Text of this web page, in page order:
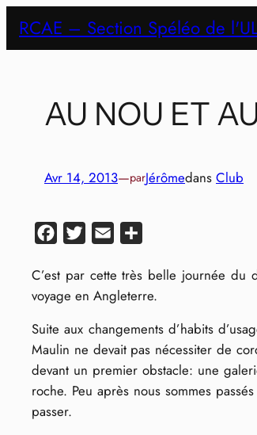
RCAE – Section Spéléo de
AU NOU ET
Avr 14, 2013—parJérômedans Club
Facebook
Twitter Email
C’est par cette très belle journée du
voyage en Angleterre.
Suite aux changements d’habits
Maulin ne devait pas nécessiter de
devant un premier obstacle: une
roche. Peu après nous sommes
passer.